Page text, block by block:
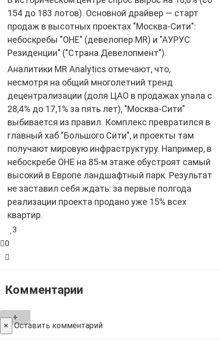
154 до 183 лотов). Основной драйвер — старт
продаж в высотных проектах "Москва-Сити":
небоскребы "ОНЕ" (девелопер MR) и "АУРУС
Резиденции" ("Страна Девелопмент").
Аналитики MR Analytics отмечают, что,
несмотря на общий многолетний тренд
децентрализации (доля ЦАО в продажах упала с
28,4% до 17,1% за пять лет), "Москва-Сити"
выбивается из правил. Комплекс превратился в
главный хаб "Большого Сити", и проекты там
получают мировую инфраструктуру. Например, в
небоскребе ОНЕ на 85-м этаже обустроят самый
высокий в Европе ландшафтный парк. Результат
не заставил себя ждать: за первые полгода
реализации проекта продано уже 15% всех
квартир.
3
0
Комментарии
+
× Оставить комментарий